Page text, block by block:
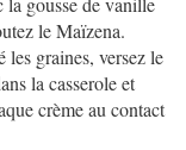
le Maïzena.
les graines, versez le
la casserole et
crème au contact